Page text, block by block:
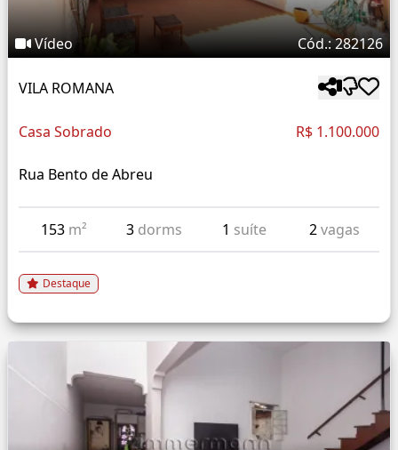
Vídeo Cód.: 282126
VILA ROMANA
Casa Sobrado R$ 1.100.000
Rua Bento de Abreu
153 m² 3 dorms 1 suíte 2vagas
Destaque